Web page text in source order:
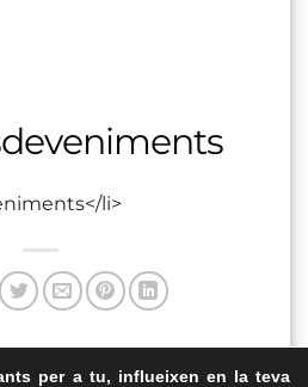
li>
a . Marqui com a favorit
per a tu, influeixen en la teva